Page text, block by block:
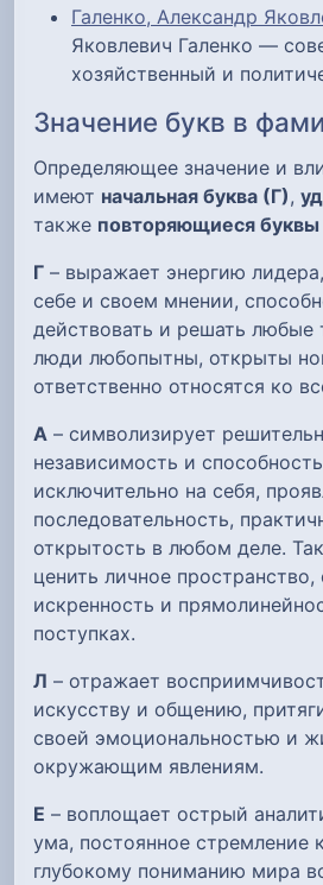
Галенко, Александр
Яковлевич Галенко —
хозяйственный и
Значение букв в
Определяющее значение и
имеют начальная буква (Г),
также повторяющиеся буквы
Г – выражает энергию
себе и своем мнении,
действовать и решать любые
люди любопытны, открыты
ответственно относятся ко
А – символизирует
независимость и
исключительно на себя,
последовательность,
открытость в любом деле.
ценить личное пространство,
искренность и
поступках.
Л – отражает
искусству и общению,
своей эмоциональностью и
окружающим явлениям.
Е – воплощает острый
ума, постоянное стремление
глубокому пониманию мира